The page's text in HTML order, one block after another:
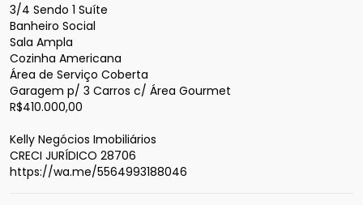
3/4 Sendo 1 Suíte
Banheiro Social
Sala Ampla
Cozinha Americana
Área de Serviço Coberta
Garagem p/ 3 Carros c/ Área Gourmet
R$410.000,00
Kelly Negócios Imobiliários
CRECI JURÍDICO 28706
https://wa.me/5564993188046